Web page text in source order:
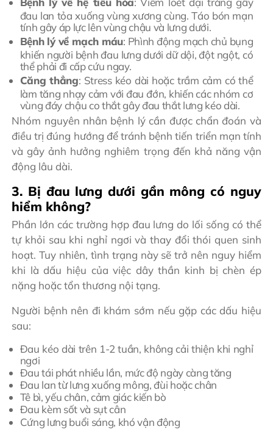
đau lan tỏa xuống vùng xương cùng. Táo bón mạn
tính gây áp lực lên vùng chậu và lưng dưới.
Bệnh lý về mạch máu: Phình động mạch chủ bụng
khiến người bệnh đau lưng dưới dữ dội, đột ngột, có
thể phải đi cấp cứu ngay.
Căng thẳng: Stress kéo dài hoặc trầm cảm có thể
làm tăng nhạy cảm với đau đớn, khiến các nhóm cơ
vùng đáy chậu co thắt gây đau thắt lưng kéo dài.
Nhóm nguyên nhân bệnh lý cần được chẩn đoán và
điều trị đúng hướng để tránh bệnh tiến triển mạn tính
và gây ảnh hưởng nghiêm trọng đến khả năng vận
động lâu dài.
3. Bị đau lưng dưới gần mông có nguy
hiểm không?
Phần lớn các trường hợp đau lưng do lối sống có thể
tự khỏi sau khi nghỉ ngơi và thay đổi thói quen sinh
hoạt. Tuy nhiên, tình trạng này sẽ trở nên nguy hiểm
khi là dấu hiệu của việc dây thần kinh bị chèn ép
nặng hoặc tổn thương nội tạng.
Người bệnh nên đi khám sớm nếu gặp các dấu hiệu
sau:
Đau kéo dài trên 1-2 tuần, không cải thiện khi nghỉ
ngơi
Đau tái phát nhiều lần, mức độ ngày càng tăng
Đau lan từ lưng xuống mông, đùi hoặc chân
Tê bì, yếu chân, cảm giác kiến bò
Đau kèm sốt và sụt cân
Cứng lưng buổi sáng, khó vận động